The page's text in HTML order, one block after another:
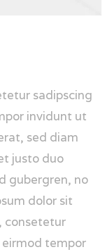
sadipscing
invidunt ut
sed diam
justo duo
gubergren, no
dolor sit
consetetur
tempor